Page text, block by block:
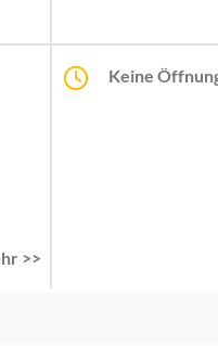
>>
Keine